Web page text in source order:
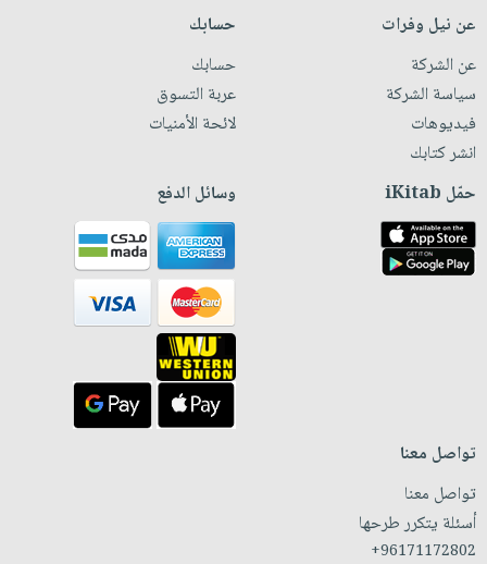
عن نيل وفرات
عن الشركة
سياسة الشركة
فيديوهات
انشر كتابك
حسابك
حسابك
عربة التسوق
لائحة الأمنيات
حمّل iKitab وسائل الدفع
تواصل معنا
تواصل معنا
أسئلة يتكرر طرحها
+96171172802